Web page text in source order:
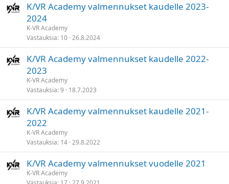
K/VR Academy valmennukset kaudelle 2023-
2024
K-VR Academy
Vastauksia 10 26.8.2024
K/VR Academy valmennukset kaudelle 2022-
2023
K-VR Academy
Vastauksia 9 18.7.2023
K/VR Academy valmennukset kaudelle 2021-
2022
K-VR Academy
Vastauksia 14 29.8.2022
K/VR Academy valmennukset vuodelle 2021
K-VR Academy